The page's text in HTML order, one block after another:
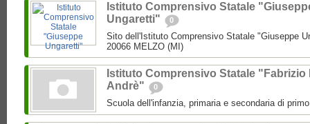
Istituto Comprensivo Statale
Ungaretti"
0
Sito dell'Istituto Comprensivo Statale "Giuseppe
20066 MELZO (MI)
Istituto Comprensivo Statale "Fabrizio
Andrè"
0
Scuola dell'infanzia, primaria e secondaria di